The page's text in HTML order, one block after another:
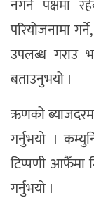
नगर्ने पक्षमा
परियोजनामा
उपलब्ध गराउ
बताउनुभयो ।
ऋणको
गर्नुभयो ।
टिप्पणी आफैँमा
गर्नुभयो ।